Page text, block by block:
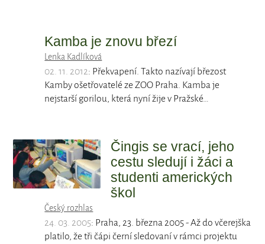
Kamba je znovu březí
Lenka Kadlíková
02. 11. 2012: Překvapení. Takto nazívají březost
Kamby ošetřovatelé ze ZOO Praha. Kamba je
nejstarší gorilou, která nyní žije v Pražské…
Čingis se vrací, jeho
cestu sledují i žáci a
studenti amerických
škol
Český rozhlas
24. 03. 2005: Praha, 23. března 2005 - Až do včerejška
platilo, že tři čápi černí sledovaní v rámci projektu